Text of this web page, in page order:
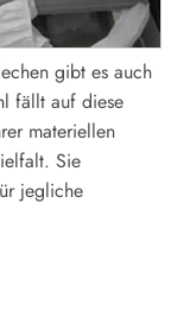
gibt es auch
fällt auf diese
materiellen
Sie
jegliche